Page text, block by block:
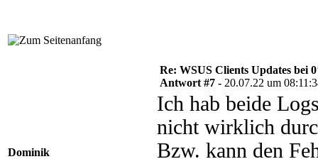
Dominik
Re: WSUS Clients Updates bei
Antwort #7 - 20.07.22 um
Ich hab beide
nicht wirklich
Bzw. kann den